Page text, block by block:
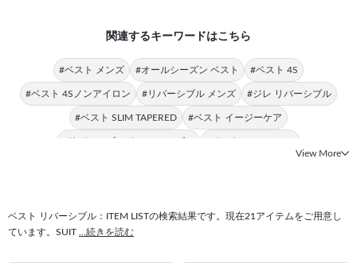
関連するキーワードはこちら
#ベスト メンズ #オールシーズン ベスト #ベスト 4S
#ベスト 4Sノンアイロン #リバーシブル メンズ #ジレ リバーシブル
#ベスト SLIM TAPERED #ベスト イージーケア
#リバーシブル オールシーズン #ベスト BLACK LINE
#リバーシブル 4Sノンアイロン #リバーシブル 4S
#スリーピーススーツ リバーシブル
View More
ベスト リバーシブル：ITEM LISTの検索結果です。現在21アイテムをご用意し
ています。SUIT
...続きを読む